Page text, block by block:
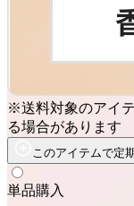
※送料対象のアイ
る場合があります
このアイテムで定
単品購入